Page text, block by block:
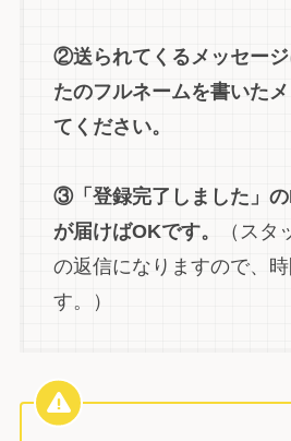
②送られてくるメッセー
たのフルネームを書いた
てください。
③「登録完了しました」
が届けばOKです。
（ス
の返信になりますので、
す。）